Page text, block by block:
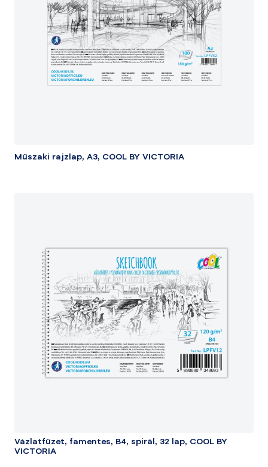
Műszaki rajzlap, A3, COOL BY VICTORIA
Vázlatfüzet, famentes, B4, spirál, 32 lap, COOL BY
VICTORIA